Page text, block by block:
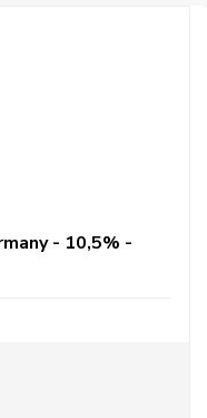
- 10,5% -